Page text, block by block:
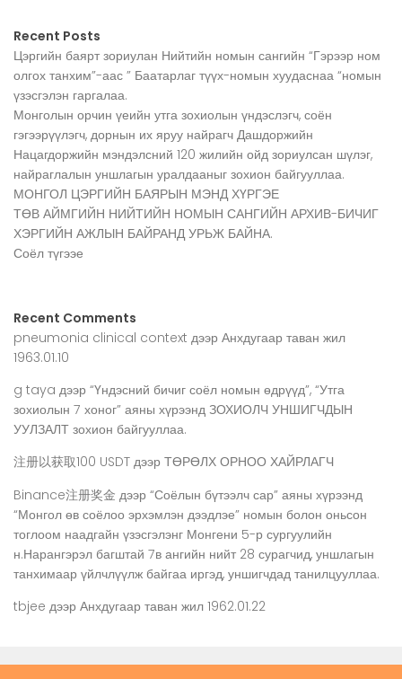
Recent Posts
Цэргийн баярт зориулан Нийтийн номын сангийн “Гэрээр ном
олгох танхим”-аас ” Баатарлаг түүх-номын хуудаснаа “номын
үзэсгэлэн гаргалаа.
Монголын орчин үеийн утга зохиолын үндэслэгч, соён
гэгээрүүлэгч, дорнын их яруу найрагч Дашдоржийн
Нацагдоржийн мэндэлсний 120 жилийн ойд зориулсан шүлэг,
найраглалын уншлагын уралдааныг зохион байгууллаа.
МОНГОЛ ЦЭРГИЙН БАЯРЫН МЭНД ХҮРГЭЕ
ТӨВ АЙМГИЙН НИЙТИЙН НОМЫН САНГИЙН АРХИВ-БИЧИГ
ХЭРГИЙН АЖЛЫН БАЙРАНД УРЬЖ БАЙНА.
Соёл түгээе
Recent Comments
pneumonia clinical context дээр Анхдугаар таван жил
1963.01.10
g taya дээр “Үндэсний бичиг соёл номын өдрүүд”, “Утга
зохиолын 7 хоног” аяны хүрээнд ЗОХИОЛЧ УНШИГЧДЫН
УУЛЗАЛТ зохион байгууллаа.
注册以获取100 USDT дээр ТӨРӨЛХ ОРНОО ХАЙРЛАГЧ
Binance注册奖金 дээр “Соёлын бүтээлч сар” аяны хүрээнд
“Монгол өв соёлоо эрхэмлэн дээдлэе” номын болон оньсон
тоглоом наадгайн үзэсгэлэнг Монгени 5-р сургуулийн
н.Нарангэрэл багштай 7в ангийн нийт 28 сурагчид, уншлагын
танхимаар үйлчлүүлж байгаа иргэд, уншигчдад танилцууллаа.
tbjee дээр Анхдугаар таван жил 1962.01.22